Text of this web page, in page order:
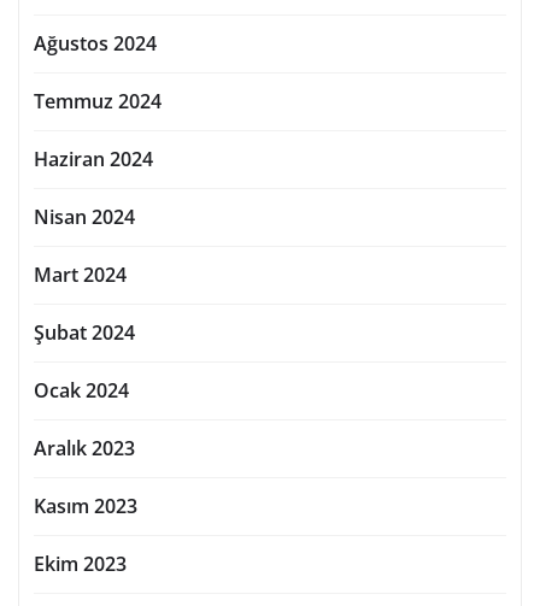
Ağustos 2024
Temmuz 2024
Haziran 2024
Nisan 2024
Mart 2024
Şubat 2024
Ocak 2024
Aralık 2023
Kasım 2023
Ekim 2023